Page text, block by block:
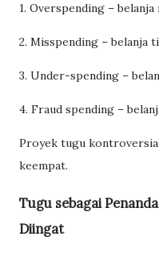
1. Overspending –
2. Misspending – belanja
3. Under-spending –
4. Fraud spending –
Proyek tugu
keempat.
Tugu sebagai
Diingat